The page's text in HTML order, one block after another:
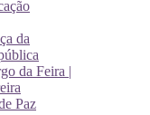
da
da Feira |
Paz